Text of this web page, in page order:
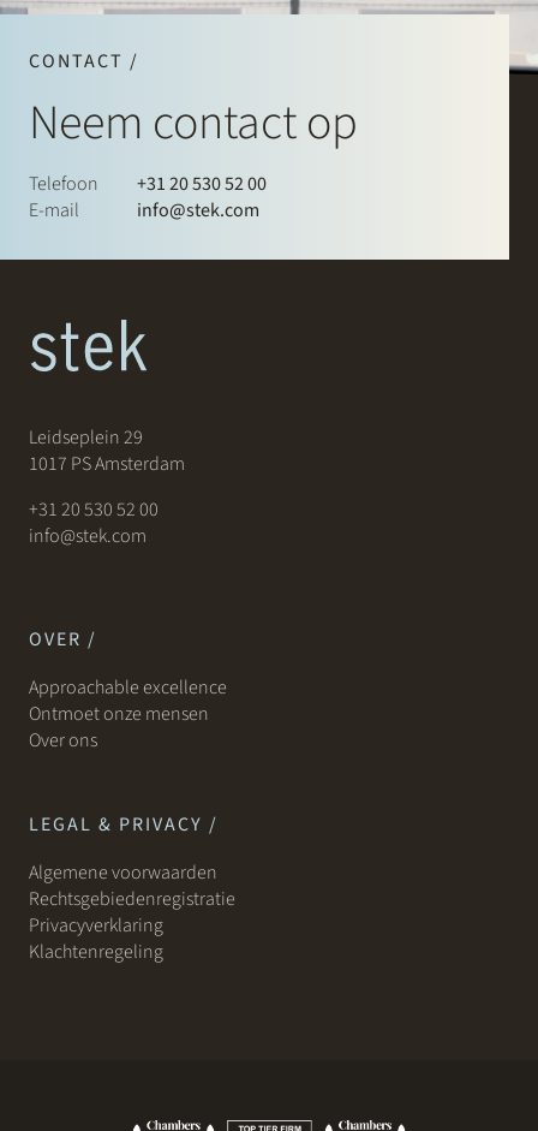
CONTACT /
Neem contact op
Telefoon
+31 20 530 52 00
E-mail
info@stek.com
Leidseplein 29
1017 PS Amsterdam
+31 20 530 52 00
info@stek.com
OVER /
Approachable excellence
Ontmoet onze mensen
Over ons
LEGAL & PRIVACY /
Algemene voorwaarden
Rechtsgebiedenregistratie
Privacyverklaring
Klachtenregeling